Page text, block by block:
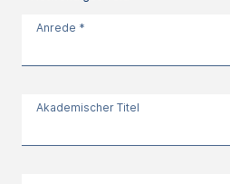
Anrede *
Akademischer Titel